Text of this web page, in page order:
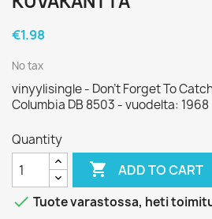
€1.98
No tax
vinyylisingle - Don't Forget To
Columbia DB 8503 - vuodelta: 1968
Quantity
 ADD TO CART
 Tuote varastossa, heti